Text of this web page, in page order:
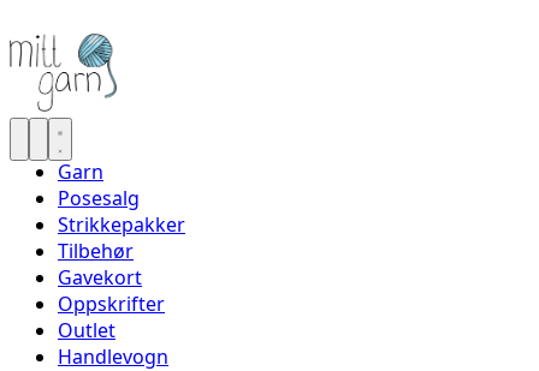
Garn
Posesalg
Strikkepakker
Tilbehør
Gavekort
Oppskrifter
Outlet
Handlevogn